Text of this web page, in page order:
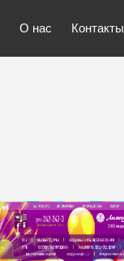
О нас Контакты